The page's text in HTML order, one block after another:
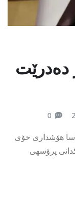
دەدرێت
0
هۆشداری خۆی
پرۆسهی